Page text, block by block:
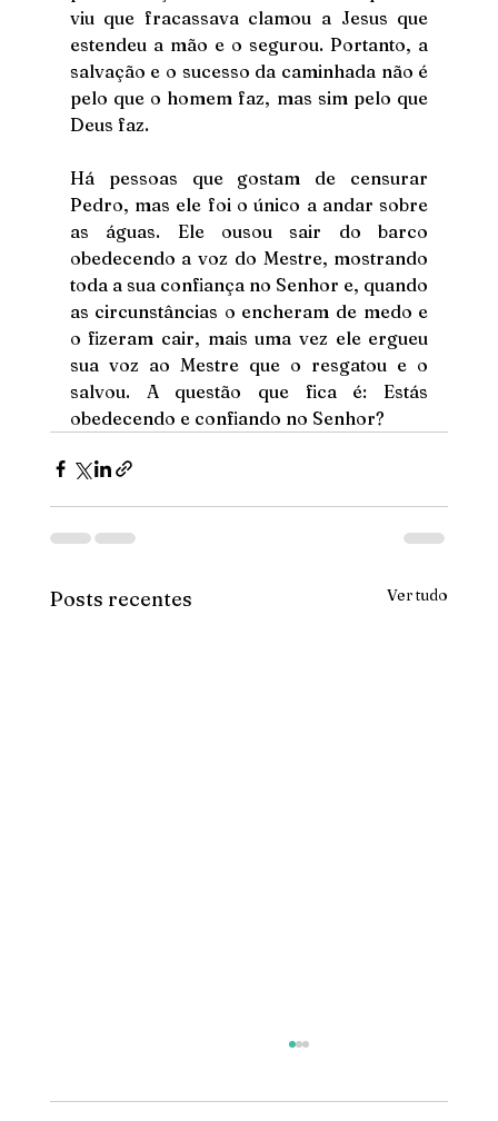
viu que fracassava clamou a Jesus que
estendeu a mão e o segurou. Portanto, a
salvação e o sucesso da caminhada não é
pelo que o homem faz, mas sim pelo que
Deus faz.
Há pessoas que gostam de censurar
Pedro, mas ele foi o único a andar sobre
as águas. Ele ousou sair do barco
obedecendo a voz do Mestre, mostrando
toda a sua confiança no Senhor e, quando
as circunstâncias o encheram de medo e
o fizeram cair, mais uma vez ele ergueu
sua voz ao Mestre que o resgatou e o
salvou. A questão que fica é: Estás
obedecendo e confiando no Senhor?
Posts recentes Ver tudo